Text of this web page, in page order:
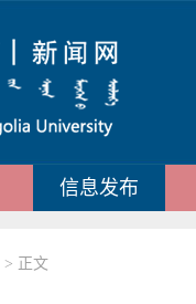
信息发布
> 正文